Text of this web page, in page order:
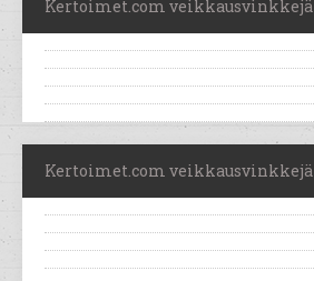
Kertoimet.com veikkausvinkkejä
Kertoimet.com veikkausvinkkejä